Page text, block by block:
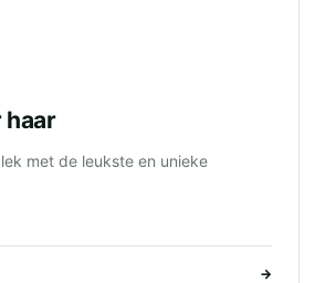
haar
met de leukste en unieke
→